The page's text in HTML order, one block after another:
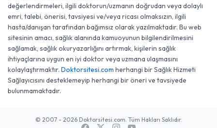
değerlendirmeleri, ilgili doktorun/uzmanın doğrudan veya dolaylı
emri, talebi, önerisi, tavsiyesi ve/veya ricası olmaksızın, ilgili
hasta/danışan tarafından bağımsız olarak yazılmaktadır. Bu web
sitesinin amacı, sağlık alanında kamuoyunun bilgilendirilmesini
sağlamak, sağlık okuryazarlığını artırmak, kişilerin sağlık
ihtiyaçlarına uygun en iyi doktor veya uzmana ulaşmasını
kolaylaştırmaktır. Doktorsitesi.com herhangi bir Sağlık Hizmeti
Sağlayıcısını desteklemeyip herhangi bir öneri ve tavsiyede
bulunmamaktadır.
© 2007 - 2026 Doktorsitesi.com. Tüm Hakları Saklıdır.